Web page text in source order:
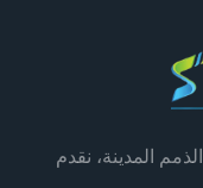
المدينة، نقدم